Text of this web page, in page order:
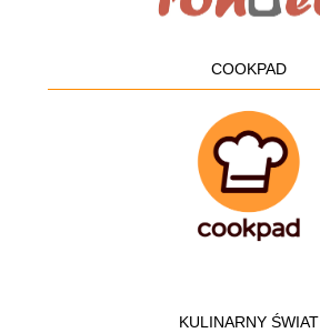
COOKPAD
KULINARNY ŚWIAT